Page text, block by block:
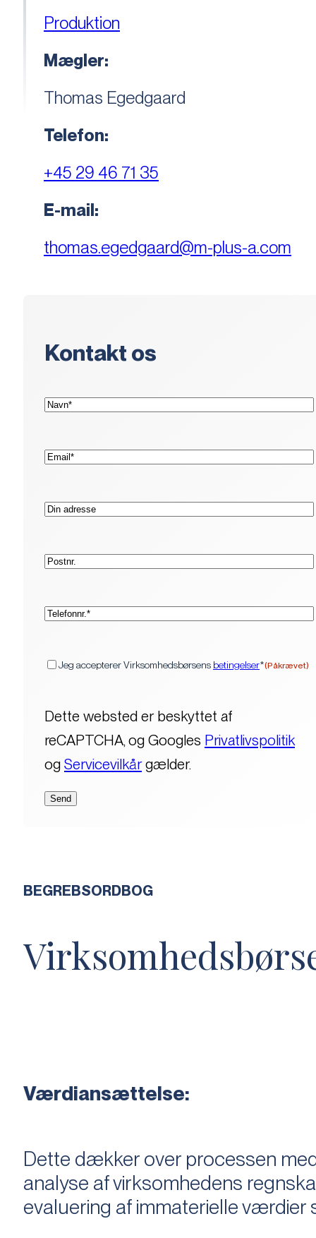
Produktion
Mægler:
Thomas Egedgaard
Telefon:
+45 29 46 71 35
E-mail:
thomas.egedgaard@m-plus-a.com
Kontakt os
Navn*
E-
mail*
Adresse
Postnr.
Telefon*
Jeg accepterer Virksomhedsbørsens betingelser*(Påkrævet)
Dette websted er beskyttet af
reCAPTCHA, og Googles Privatlivspolitik
og Servicevilkårgælder.
BEGREBSORDBOG
Værdiansættelse:
Dette dækker over processen
analyse af virksomhedens
evaluering af immaterielle